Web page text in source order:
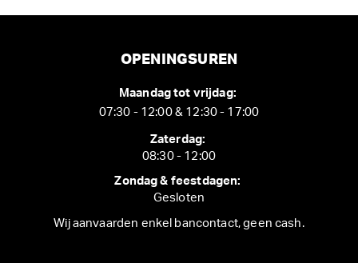
OPENINGSUREN
Maandag tot vrijdag:
07:30 - 12:00 & 12:30 - 17:00
Zaterdag:
08:30 - 12:00
Zondag & feestdagen:
Gesloten
Wij aanvaarden enkel bancontact, geen cash.